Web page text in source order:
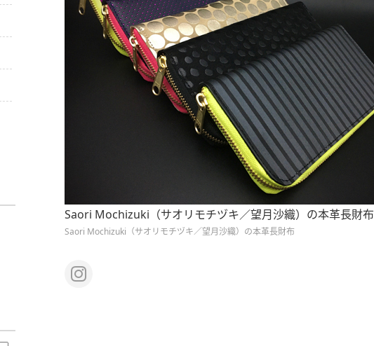
Saori Mochizuki（サオリモチヅキ／望月沙織）の本革長財布
Saori Mochizuki（サオリモチヅキ／望月沙織）の本革長財布